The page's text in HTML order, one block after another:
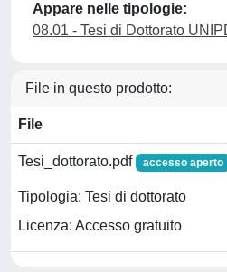
Appare nelle tipologie:
08.01 - Tesi di Dottorato
File in questo prodotto:
File
Tesi_dottorato.pdf accesso aperto
Tipologia: Tesi di dottorato
Licenza: Accesso gratuito